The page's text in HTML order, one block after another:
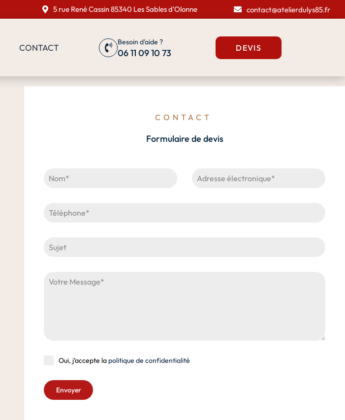
5 rue René Cassin 85340 Les Sables d'Olonne contact@atelierdulys85.fr
CONTACT 06 11 09 10 73
Besoin d'aide ?
DEVIS
CONTACT
Formulaire de devis
Oui, j’accepte la politique de confidentialité
Envoyer